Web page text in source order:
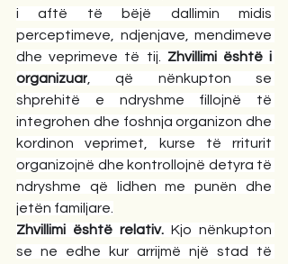
i aftë të bëjë dallimin midis
perceptimeve, ndjenjave, mendimeve
dhe veprimeve të tij. Zhvillimi është i
organizuar , që nënkupton se
shprehitë e ndryshme fillojnë të
integrohen dhe foshnja organizon dhe
kordinon veprimet, kurse të rriturit
organizojnë dhe kontrollojnë detyra të
ndryshme që lidhen me punën dhe
jetën familjare.
Zhvillimi është relativ. Kjo nënkupton
se ne edhe kur arrijmë një stad të